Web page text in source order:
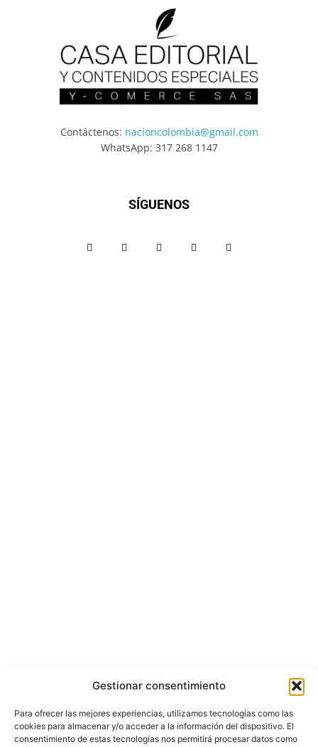
Gestionar consentimiento
Para ofrecer las mejores experiencias, utilizamos tecnologías como las
cookies para almacenar y/o acceder a la información del dispositivo. El
consentimiento de estas tecnologías nos permitirá procesar datos como
Contáctenos: nacioncolombia@gmail.com
WhatsApp: 317 268 1147
SÍGUENOS